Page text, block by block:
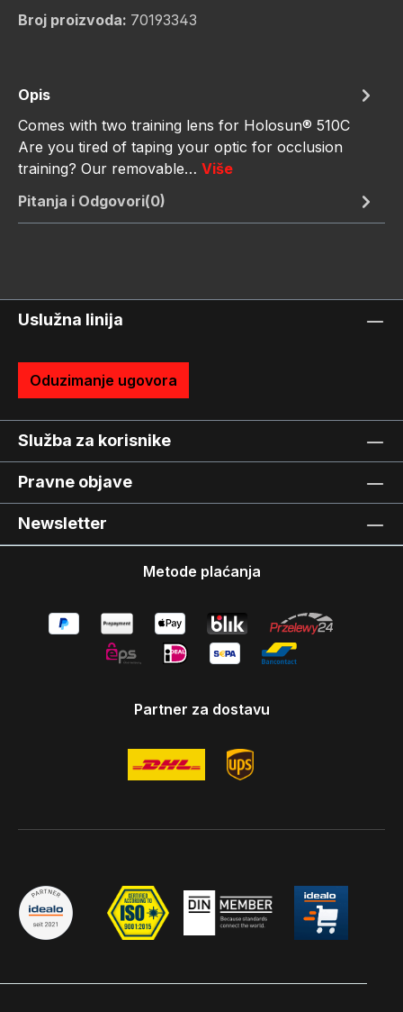
Broj proizvoda: 70193343
Opis
Comes with two training lens for Holosun® 510C
Are you tired of taping your optic for occlusion
training? Our removable… Više
Pitanja i Odgovori(0)
Uslužna linija
Oduzimanje ugovora
Služba za korisnike
Pravne objave
Newsletter
Metode plaćanja
Partner za dostavu